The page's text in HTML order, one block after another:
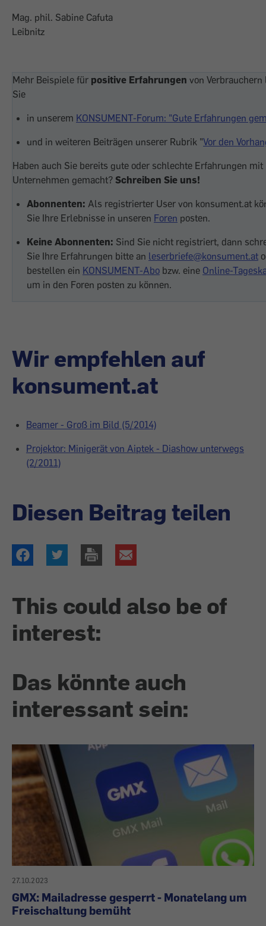
Mag. phil. Sabine Cafuta
Leibnitz
Mehr Beispiele für positive Erfahrungen von Verbrauchern
Sie
in unserem KONSUMENT-Forum: "Gute Erfahrungen
und in weiteren Beiträgen unserer Rubrik "Vor den
Haben auch Sie bereits gute oder schlechte Erfahrungen mit
Unternehmen gemacht? Schreiben Sie uns!
Abonnenten: Als registrierter User von konsument.at
Sie Ihre Erlebnisse in unseren Foren posten.
Keine Abonnenten: Sind Sie nicht registriert, dann
Sie Ihre Erfahrungen bitte an leserbriefe@konsument.at
bestellen ein KONSUMENT-Abo bzw. eine Online-
um in den Foren posten zu können.
Wir empfehlen auf
konsument.at
Beamer - Groß im Bild (5/2014)
Projektor: Minigerät von Aiptek - Diashow unterwegs
(2/2011)
Diesen Beitrag teilen
This could also be of
interest:
Das könnte auch
interessant sein:
27.10.2023
GMX: Mailadresse gesperrt - Monatelang um
Freischaltung bemüht